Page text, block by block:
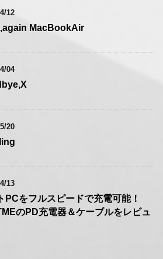
12
MacBookAir
04
20
13
PCをフルスピードで充電可能！
のPD充電器＆ケーブルをレビュ